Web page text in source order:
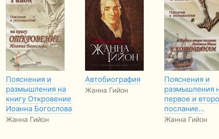
Пояснения и
размышления на
книгу Откровение
Иоанна Богослова
Жанна Гийон
Автобиография
Жанна Гийон
Пояснения и
размышления
первое и
послание…
Жанна Гийон